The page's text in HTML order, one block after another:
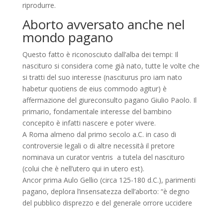
riprodurre.
Aborto avversato anche nel
mondo pagano
Questo fatto è riconosciuto dall’alba dei tempi: Il
nascituro si considera come già nato, tutte le volte che
si tratti del suo interesse (nasciturus pro iam nato
habetur quotiens de eius commodo agitur) è
affermazione del giureconsulto pagano Giulio Paolo. Il
primario, fondamentale interesse del bambino
concepito è infatti nascere e poter vivere.
A Roma almeno dal primo secolo a.C. in caso di
controversie legali o di altre necessità il pretore
nominava un curator ventris a tutela del nascituro
(colui che è nell’utero qui in utero est).
Ancor prima Aulo Gellio (circa 125-180 d.C.), parimenti
pagano, deplora l’insensatezza dell’aborto: “è degno
del pubblico disprezzo e del generale orrore uccidere